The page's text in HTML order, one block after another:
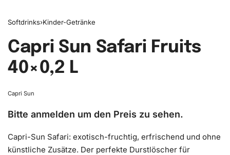
Softdrinks›Kinder-Getränke
Capri Sun Safari Fruits
40×0,2 L
Capri Sun
Bitte anmelden um den Preis zu sehen.
Capri-Sun Safari: exotisch-fruchtig, erfrischend und ohne
künstliche Zusätze. Der perfekte Durstlöscher für